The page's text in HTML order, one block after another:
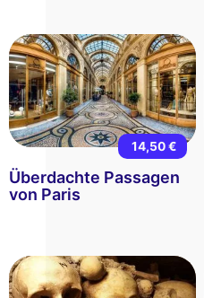
14,50 €
Überdachte Passagen
von Paris